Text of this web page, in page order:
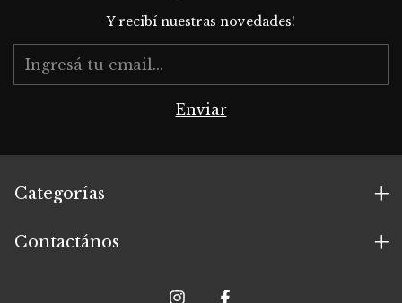
Y recibí nuestras novedades!
Categorías
Contactános